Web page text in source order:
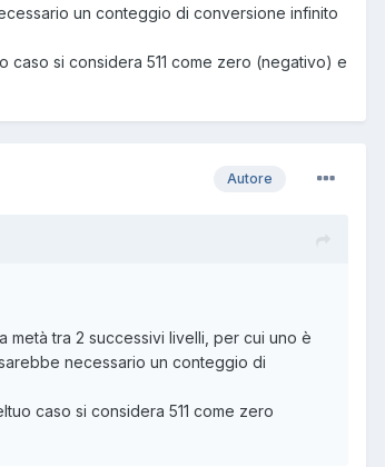
un conteggio di conversione infinito
caso si considera 511 come zero (negativo) e
Autore
metà tra 2 successivi livelli, per cui uno è
necessario un conteggio di
caso si considera 511 come zero